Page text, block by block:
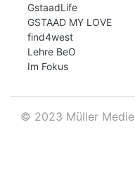
GstaadLife
GSTAAD MY LOVE
find4west
Lehre BeO
Im Fokus
© 2023 Müller